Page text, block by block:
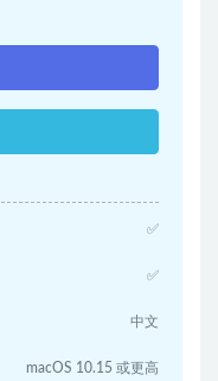
✅
✅
中文
macOS 10.15 或更高